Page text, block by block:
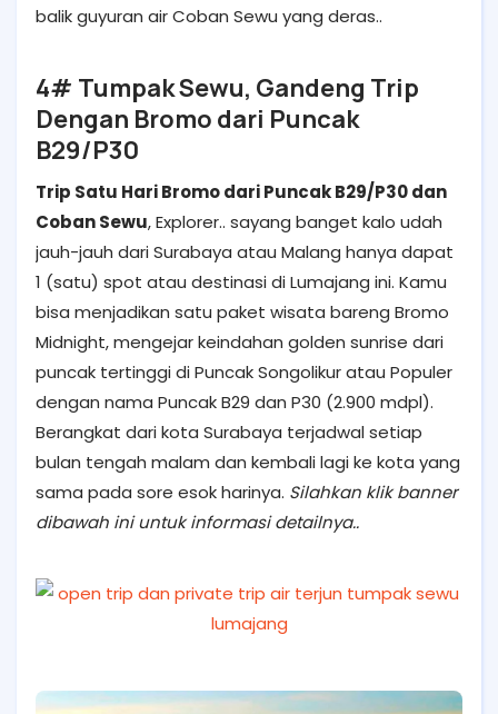
balik guyuran air Coban Sewu yang deras..
4# Tumpak Sewu, Gandeng Trip
Dengan Bromo dari Puncak
B29/P30
Trip Satu Hari Bromo dari Puncak B29/P30 dan
Coban Sewu, Explorer.. sayang banget kalo udah
jauh-jauh dari Surabaya atau Malang hanya dapat
1 (satu) spot atau destinasi di Lumajang ini. Kamu
bisa menjadikan satu paket wisata bareng Bromo
Midnight, mengejar keindahan golden sunrise dari
puncak tertinggi di Puncak Songolikur atau Populer
dengan nama Puncak B29 dan P30 (2.900 mdpl).
Berangkat dari kota Surabaya terjadwal setiap
bulan tengah malam dan kembali lagi ke kota yang
sama pada sore esok harinya. Silahkan klik banner
dibawah ini untuk informasi detailnya..